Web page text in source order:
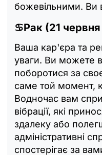
божевільними. Ви
♋Рак (21
Ваша кар'єра та
уваги. Ви можете
поборотися за
саме той момент,
Водночас вам
вібрації, які
здалеку або
адміністративні
спостерігає за